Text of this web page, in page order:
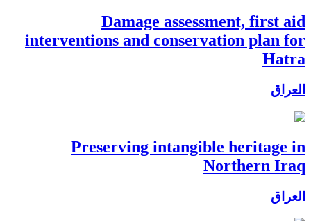
Damage assessment, first aid
interventions and conservation plan for
Hatra
العراق
Preserving intangible heritage in
Northern Iraq
العراق